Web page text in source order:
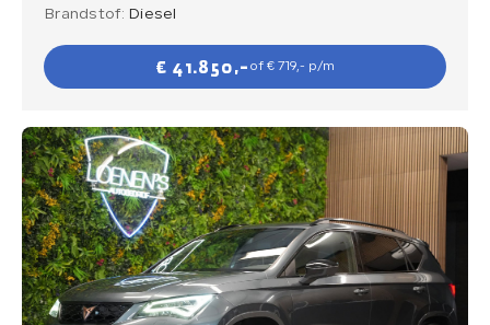
Brandstof: Diesel
€ 41.850,- of € 719,- p/m